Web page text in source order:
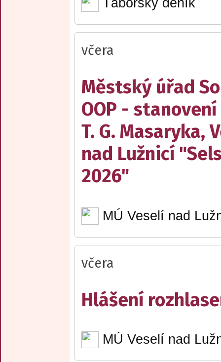
Táborský deník
včera
Městský úřad
OOP -
T. G. Masaryka,
nad Lužnicí
2026"
MÚ Veselí nad
včera
Hlášení
MÚ Veselí nad